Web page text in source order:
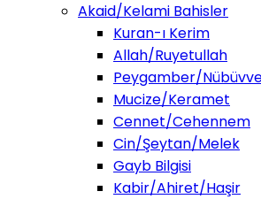
Akaid/Kelami Bahisler
Kuran-ı Kerim
Allah/Ruyetullah
Peygamber/
Mucize/Keramet
Cennet/Cehennem
Cin/Şeytan/Melek
Gayb Bilgisi
Kabir/Ahiret/Haşir